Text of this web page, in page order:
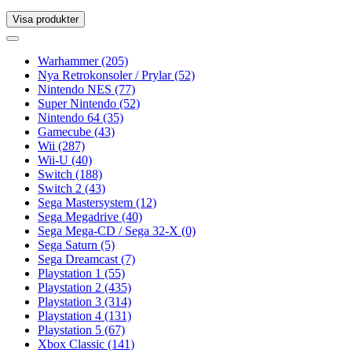
Visa produkter
Toggle
Toggle
navigationWarhammer(205)
Nya Retrokonsoler / Prylar(52)
Nintendo NES (77)
Super Nintendo (52)
Nintendo 64 (35)
Gamecube (43)
Wii (287)
Wii-U (40)
Switch (188)
Switch 2 (43)
Sega Mastersystem (12)
Sega Megadrive (40)
Sega Mega-CD / Sega 32-X (0)
Sega Saturn (5)
Sega Dreamcast (7)
Playstation 1 (55)
Playstation 2 (435)
Playstation 3 (314)
Playstation 4 (131)
Playstation 5 (67)
Xbox Classic (141)